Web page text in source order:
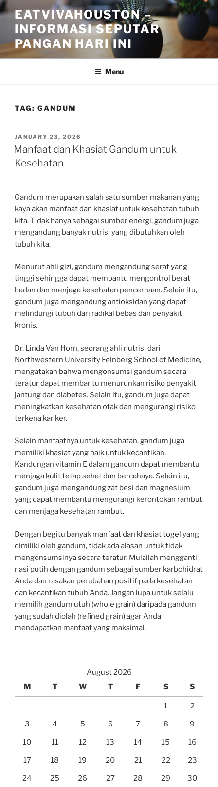
Skip
to
content
EATVIVAHOUSTON –
INFORMASI SEPUTAR
PANGAN HARI INI
Menu
TAG: GANDUM
POSTED
ON
JANUARY 23, 2026
Manfaat dan Khasiat Gandum untuk
Kesehatan
Gandum merupakan salah satu sumber makanan yang
kaya akan manfaat dan khasiat untuk kesehatan tubuh
kita. Tidak hanya sebagai sumber energi, gandum juga
mengandung banyak nutrisi yang dibutuhkan oleh
tubuh kita.
Menurut ahli gizi, gandum mengandung serat yang
tinggi sehingga dapat membantu mengontrol berat
badan dan menjaga kesehatan pencernaan. Selain itu,
gandum juga mengandung antioksidan yang dapat
melindungi tubuh dari radikal bebas dan penyakit
kronis.
Dr. Linda Van Horn, seorang ahli nutrisi dari
Northwestern University Feinberg School of Medicine,
mengatakan bahwa mengonsumsi gandum secara
teratur dapat membantu menurunkan risiko penyakit
jantung dan diabetes. Selain itu, gandum juga dapat
meningkatkan kesehatan otak dan mengurangi risiko
terkena kanker.
Selain manfaatnya untuk kesehatan, gandum juga
memiliki khasiat yang baik untuk kecantikan.
Kandungan vitamin E dalam gandum dapat membantu
menjaga kulit tetap sehat dan bercahaya. Selain itu,
gandum juga mengandung zat besi dan magnesium
yang dapat membantu mengurangi kerontokan rambut
dan menjaga kesehatan rambut.
Dengan begitu banyak manfaat dan khasiattogel yang
dimiliki oleh gandum, tidak ada alasan untuk tidak
mengonsumsinya secara teratur. Mulailah mengganti
nasi putih dengan gandum sebagai sumber karbohidrat
Anda dan rasakan perubahan positif pada kesehatan
dan kecantikan tubuh Anda. Jangan lupa untuk selalu
memilih gandum utuh (whole grain) daripada gandum
yang sudah diolah (refined grain) agar Anda
mendapatkan manfaat yang maksimal.
August 2026
M
T W T F S S
1 2
3 4 5 6 7 8 9
10 11 12 13 14 15 16
17 18 19 20 21 22 23
24 25 26 27 28 29 30